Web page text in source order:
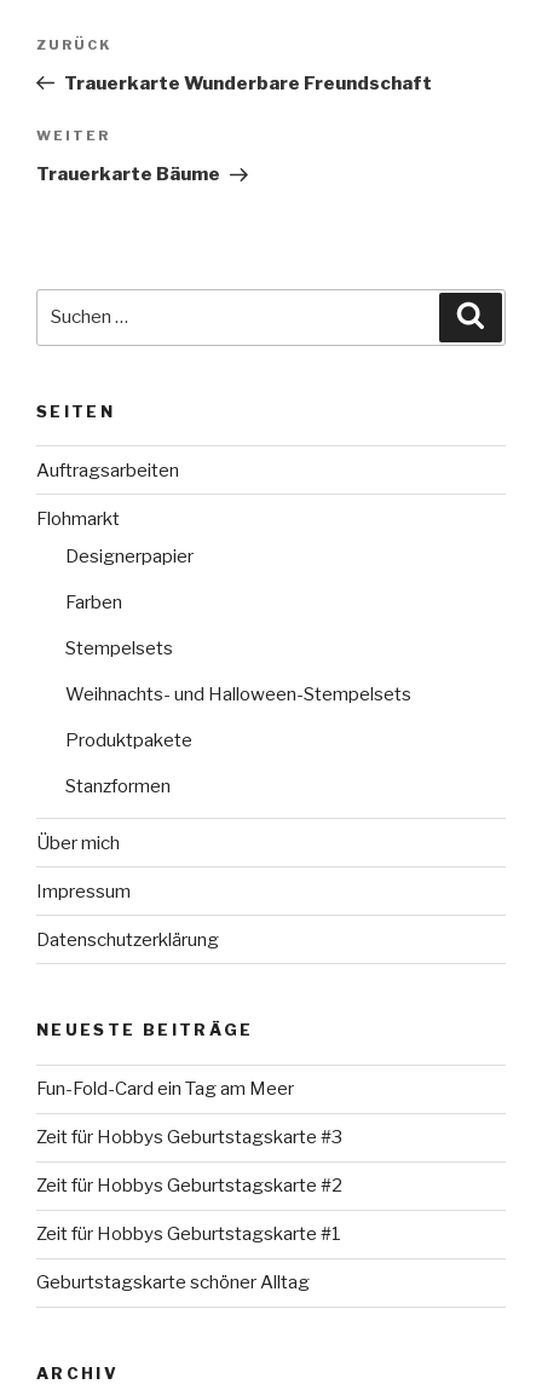
Beitragsnavigation
Vorheriger
Beitrag
ZURÜCK
Trauerkarte Wunderbare Freundschaft
Nächster
Beitrag
WEITER
Trauerkarte Bäume
SEITEN
Auftragsarbeiten
Flohmarkt
Designerpapier
Farben
Stempelsets
Weihnachts- und Halloween-Stempelsets
Produktpakete
Stanzformen
Über mich
Impressum
Datenschutzerklärung
NEUESTE BEITRÄGE
Fun-Fold-Card ein Tag am Meer
Zeit für Hobbys Geburtstagskarte #3
Zeit für Hobbys Geburtstagskarte #2
Zeit für Hobbys Geburtstagskarte #1
Geburtstagskarte schöner Alltag
ARCHIV